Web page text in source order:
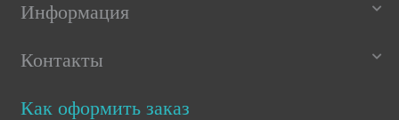
Информация
Контакты
Как оформить заказ